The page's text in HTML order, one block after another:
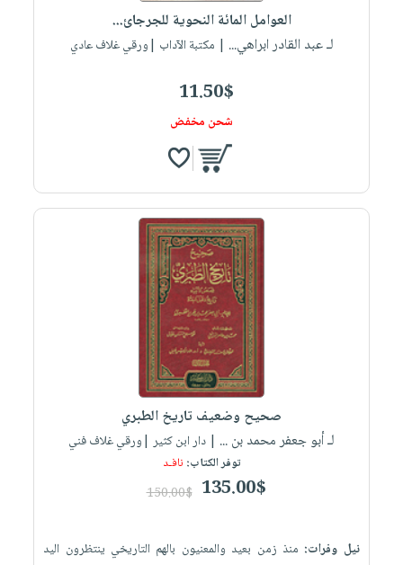
العوامل المائة النحوية للجرجائ...
لـ عبد القادر ابراهي... | مكتبة الآداب |ورقي غلاف عادي
11.50$
شحن مخفض
صحيح وضعيف تاريخ الطبري
لـ أبو جعفر محمد بن ... | دار ابن كثير |ورقي غلاف فني
توفر الكتاب: نافـد
135.00$
150.00$
نيل وفرات: منذ زمن بعيد والمعنيون بالهم التاريخي ينتظرون اليد